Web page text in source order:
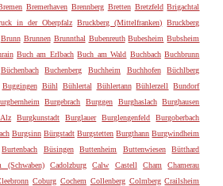
Bremerhaven Brennberg Bretten Bretzfeld Brigachtal
in der Oberpfalz Bruckberg (Mittelfranken) Bruckberg
Brunn Brunnen Brunnthal Bubenreuth Bubesheim Bubsheim
Buch am Erlbach Buch am Wald Buchbach Buchbrunn
Büchenbach Buchenberg Buchheim Buchhofen
Büchlberg
Buggingen Bühl Bühlertal Bühlertann Bühlerzell
Bundorf
Burgebrach Burggen Burghaslach
Burghausen
Burgkunstadt Burglauer Burglengenfeld
Burgoberbach
Burgsinn Bürgstadt Burgstetten Burgthann Burgwindheim
Burtenbach Büsingen Buttenheim Buttenwiesen
Bütthard
(Schwaben) Cadolzburg Calw Castell Cham
Chamerau
Coburg Cochem Collenberg Colmberg Crailsheim